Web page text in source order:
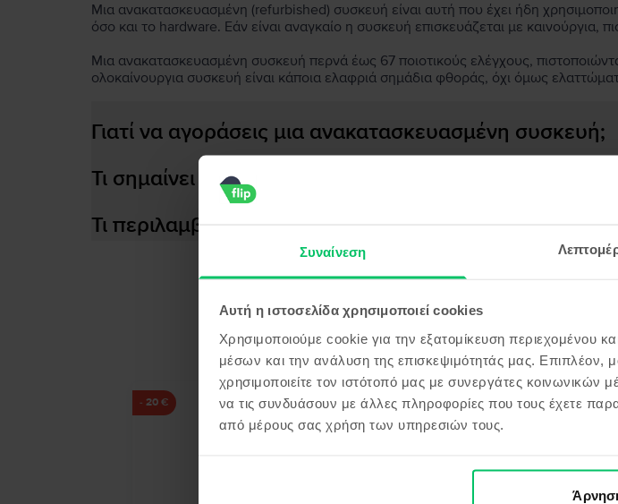
Συναίνεση
Αυτή η ιστοσελίδα χρησιμοποιεί cookies
Χρησιμοποιούμε cookie για την εξατομίκευση περιεχομένου
μέσων και την ανάλυση της επισκεψιμότητάς μας.
χρησιμοποιείτε τον ιστότοπό μας με συνεργάτες
να τις συνδυάσουν με άλλες πληροφορίες που τους έχετε
από μέρους σας χρήση των υπηρεσιών τους.
Μια ανακατασκευασμένη (refurbished) συσκευή είναι αυτή που έχει ήδη
όσο και το hardware. Εάν είναι αναγκαίο η συσκευή επισκευάζεται με καινούργια,
Μια ανακατασκευασμένη συσκευή περνά έως 67 ποιοτικούς ελέγχους,
ολοκαίνουργια συσκευή είναι κάποια ελαφριά σημάδια φθοράς, όχι όμως
Γιατί να αγοράσεις μια ανακατασκευασμένη συσκευή;
Τι σημαίνει αποδοτική μπαταρία;
Τι περιλαμβάνεται στο κουτί της συσκευής;
Προϊόντα παρόμοια
- 20 € -